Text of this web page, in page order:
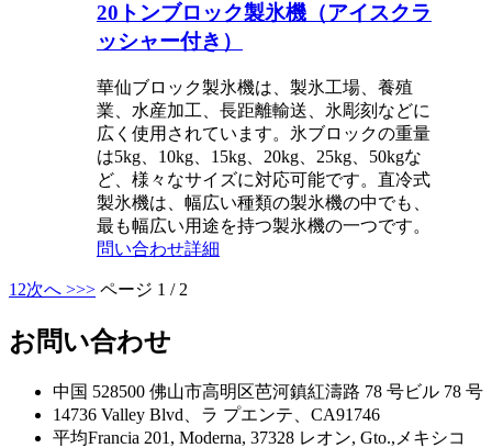
20トンブロック製氷機（アイスクラ
ッシャー付き）
華仙ブロック製氷機は、製氷工場、養殖
業、水産加工、長距離輸送、氷彫刻などに
広く使用されています。氷ブロックの重量
は5kg、10kg、15kg、20kg、25kg、50kgな
ど、様々なサイズに対応可能です。直冷式
製氷機は、幅広い種類の製氷機の中でも、
最も幅広い用途を持つ製氷機の一つです。
問い合わせ詳細
1 2次へ >>> ページ 1 / 2
お問い合わせ
中国 528500 佛山市高明区芭河鎮紅濤路 78 号ビル 78 号
14736 Valley Blvd、ラ プエンテ、CA91746
平均Francia 201, Moderna, 37328 レオン, Gto.,メキシコ